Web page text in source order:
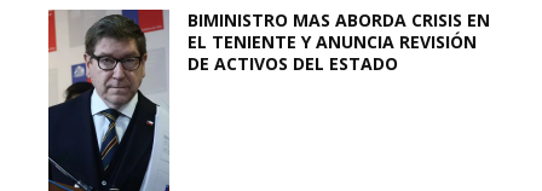
BIMINISTRO MAS ABORDA CRISIS EN
EL TENIENTE Y ANUNCIA REVISIÓN
DE ACTIVOS DEL ESTADO